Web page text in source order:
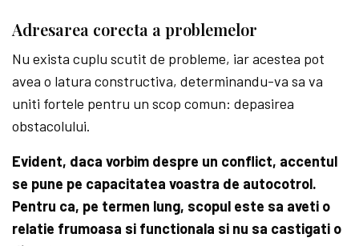
Adresarea corecta a problemelor
Nu exista cuplu scutit de probleme, iar acestea pot
avea o latura constructiva, determinandu-va sa va
uniti fortele pentru un scop comun: depasirea
obstacolului.
Evident, daca vorbim despre un conflict, accentul
se pune pe capacitatea voastra de autocotrol.
Pentru ca, pe termen lung, scopul este sa aveti o
relatie frumoasa si functionala si nu sa castigati o